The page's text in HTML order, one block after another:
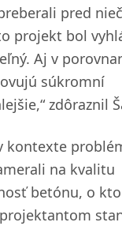
pred
projekt bol
Aj v
súkromní
zdôraznil
kontexte
na kvalitu
betónu, o